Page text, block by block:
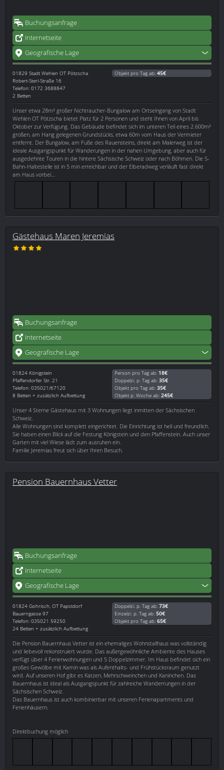
Buchungsanfrage
Internetseite
Geografische Lage
01829 Stadt Wehlen OT Pötzscha
Robert-Sterl-Straße 16
Telefon: 0172 3688847
2 Betten
Objekt pro Tag ab: 45€
Unser etwa 28m² großer Nichtraucher-Bungalow am Ortseingang von Stadt
Wehlen OT Pötzscha bietet Platz für 2 Personen und steht Ihnen von April bis
Oktober zur Verfügung. Das Gebäude befindet sich im unteren Teil eines 2.600m²
großen, am Hang gelegenen Grundstücks, etwa 60m vom Haus der Vermieter
entfernt. Der Bungalow, am Fuße des Rauensteins, direkt am Malerweg ist der
ideale Ausgangspunkt für Wanderungen in der nahen Umgebung, aber auch für
ausgedehnte Touren in die hintere Sächsische Schweiz oder nach Böhmen. Die S-
Bahn-Haltestelle ist in 5 min erreichbar und der Elberadweg verläuft fast direkt
am Haus vorbei...
Gästehaus Maren Jeremias
Buchungsanfrage
Internetseite
Geografische Lage
01824 Königstein
Pfaffendorfer Str. 21
Telefon: 035021/67120
8 Betten + zusätzlich Aufbettung
Person pro Tag ab: 18€
Doppelzi. p. Tag ab: 35€
Objekt pro Tag ab: 35€
Objekt p. Woche ab: 245€
Unser 4 Sterne Gästehaus mit 3 Wohnungen liegt inmitten der Sächsischen
Schweiz.
Alle Wohnungen sind komplett eingerichtet. Die Einrichtung ist hell und freundlich.
Sie haben einen Blick auf die Festung Königstein und den Pfaffenstein. Auch unser
Garten mit viel Wiese lädt zum ausruhen ein.
Familie Jeremias freut sich über Ihren Besuch.
Pension Bauernhaus Vetter
Buchungsanfrage
Internetseite
Geografische Lage
01824 Gohrisch, OT Papstdorf
Bauerngasse 97
Telefon: 035021 59250
24 Betten + zusätzlich Aufbettung
Doppelzi. p. Tag ab: 73€
Einzelzi. p. Tag ab: 50€
Objekt pro Tag ab: 65€
Die Pension Bauernhaus Vetter ist ein ehemaliges Wohnstallhaus was vollständig
und liebevoll rekonstruiert wurde. Das außergewöhnliche Ambiente des Hauses
verfügt über 4 Ferienwohnungen und 5 Doppelzimmer. Im Haus befindet sich ein
großes Gewölbe mit Kamin was als Aufenthalts- und Frühstücksraum genutzt
wird. Auf unseren Hof gibt es Katzen, Mehrschweinchen und Kaninchen. Das
Bauernhaus ist ideal als Ausgangspunkt für zahlreiche Wanderrungen in der
Sächsischen Schweiz.
Das Bauernhaus ist auch kombinierbar mit unseren Ferienapartments und
Ferienhäusern.
Direktbuchung möglich